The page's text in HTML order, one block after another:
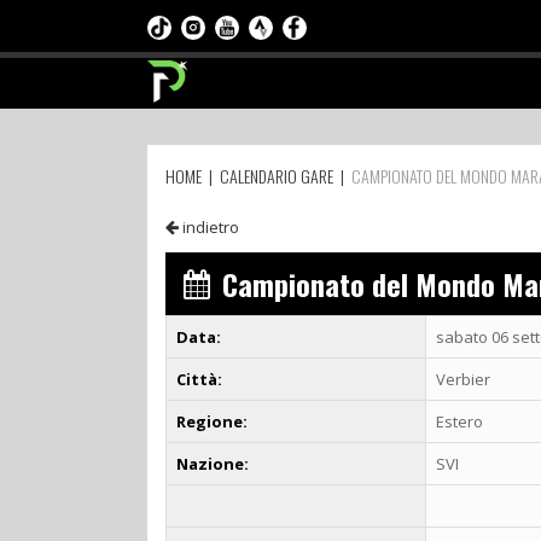
HOME | CALENDARIO GARE | CAMPIONATO DEL MONDO
indietro
Campionato del Mondo
Data:
sabato 06
Città:
Verbier
Regione:
Estero
Nazione:
SVI